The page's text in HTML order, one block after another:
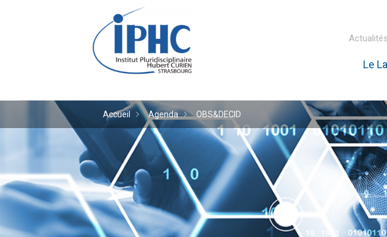
Institut pluridisciplinaire Hubert
Actualités
Le
Accueil Agenda OBS&DECID